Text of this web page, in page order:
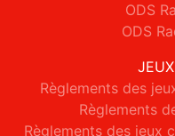
ODS
ODS
Règlements des
Règlements
Règlements des jeux